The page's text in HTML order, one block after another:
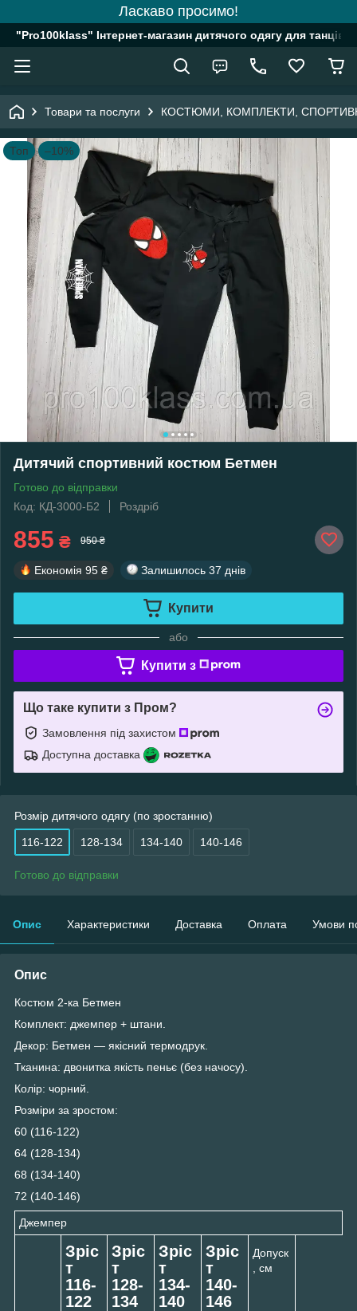
Ласкаво просимо!
"Pro100klass" Інтернет-магазин дитячого одягу для танців,
Товари та послуги КОСТЮМИ, КОМПЛЕКТИ,
Топ –10%
Дитячий спортивний костюм Бетмен
Готово до відправки
Код: КД-3000-Б2
Роздріб
855 ₴ 950 ₴
Економія 95 ₴ Залишилось 37 днів
Купити
або
Купити з
Що таке купити з Пром?
Замовлення під захистом
Доступна доставка
Розмір дитячого одягу (по зростанню)
116-122 128-134 134-140 140-146
Готово до відправки
Опис Характеристики Доставка Оплата Умови
Опис
Костюм 2-ка Бетмен
Комплект: джемпер + штани.
Декор: Бетмен — якісний термодрук.
Тканина: двонитка якість пеньє (без начосу).
Колір: чорний.
Розміри за зростом:
60 (116-122)
64 (128-134)
68 (134-140)
72 (140-146)
Джемпер
Зріс
т
116-
122
Зріс
т
128-
134
Зріс
т
134-
140
Зріс
т
140-
146
Допуск
, см